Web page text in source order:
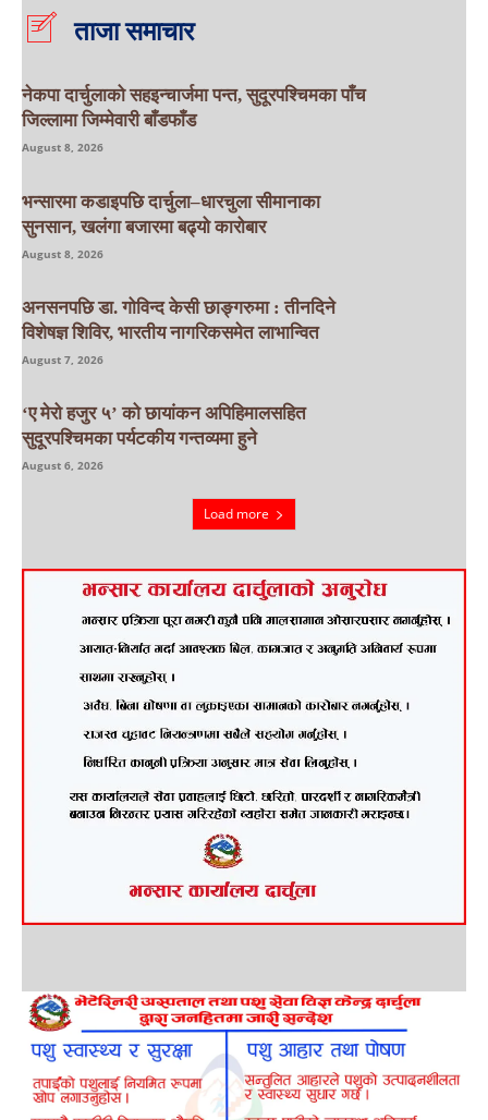
ताजा समाचार
नेकपा दार्चुलाको सहइन्चार्जमा पन्त, सुदूरपश्चिमका पाँच
जिल्लामा जिम्मेवारी बाँडफाँड
August 8, 2026
भन्सारमा कडाइपछि दार्चुला–धारचुला सीमानाका
सुनसान, खलंगा बजारमा बढ्यो कारोबार
August 8, 2026
अनसनपछि डा. गोविन्द केसी छाङ्गरुमा : तीनदिने
विशेषज्ञ शिविर, भारतीय नागरिकसमेत लाभान्वित
August 7, 2026
‘ए मेरो हजुर ५’ को छायांकन अपिहिमालसहित
सुदूरपश्चिमका पर्यटकीय गन्तव्यमा हुने
August 6, 2026
Load more